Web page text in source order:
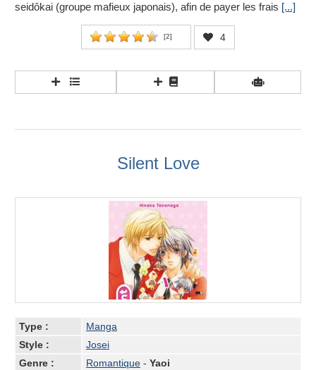
seidôkai (groupe mafieux japonais), afin de payer les frais [...]
[2] 4
Silent Love
Type :
Manga
Style :
Josei
Genre :
Romantique - Yaoi